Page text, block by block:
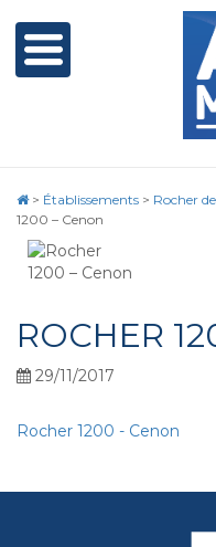
> Établissements > Rocher
1200 – Cenon
ROCHER
29/11/2017
Rocher 1200 - Cenon